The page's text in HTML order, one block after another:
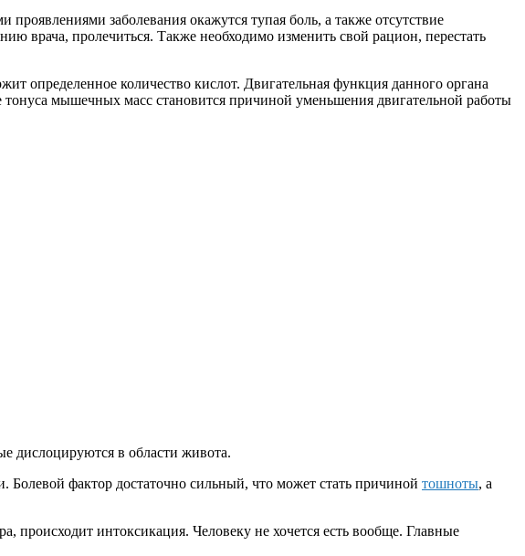
заболевания окажутся тупая боль, а также отсутствие
врача, пролечиться. Также необходимо изменить свой рацион, перестать
определенное количество кислот. Двигательная функция данного органа
тонуса мышечных масс становится причиной уменьшения двигательной работы
дислоцируются в области живота.
Болевой фактор достаточно сильный, что может стать причиной тошноты, а
происходит интоксикация. Человеку не хочется есть вообще. Главные